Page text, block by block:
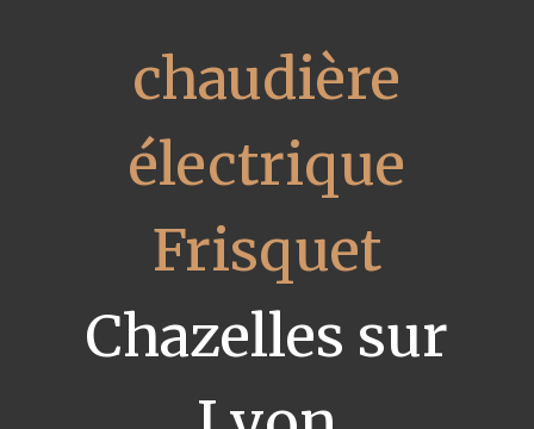
chaudière
électrique
Frisquet
Chazelles sur